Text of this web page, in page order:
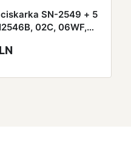
SN-2549 + 5
02C, 06WF,